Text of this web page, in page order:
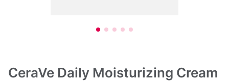
CeraVe Daily Moisturizing Cream